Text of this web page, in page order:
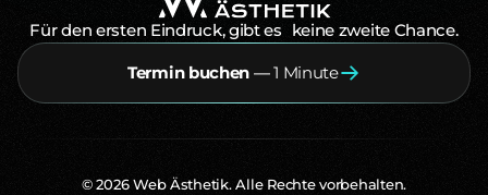
Für den ersten Eindruck, gibt es keine zweite Chance.
Termin buchen —1 Minute
Termin buchen — 1 Minute
©2026Web Ästhetik. Alle Rechte vorbehalten.